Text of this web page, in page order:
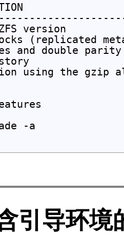
version
(replicated
and double parity
using the gzip
-a
引导环境